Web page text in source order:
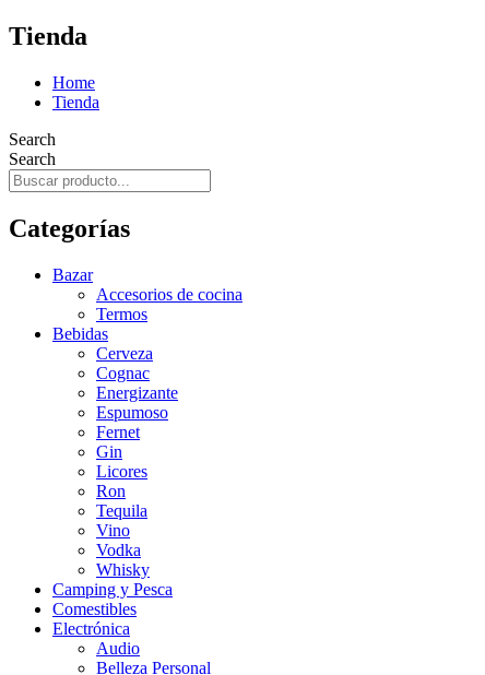
Tienda
Home
Tienda
Search
Search
Categorías
Bazar
Accesorios de cocina
Termos
Bebidas
Cerveza
Cognac
Energizante
Espumoso
Fernet
Gin
Licores
Ron
Tequila
Vino
Vodka
Whisky
Camping y Pesca
Comestibles
Electrónica
Audio
Belleza Personal